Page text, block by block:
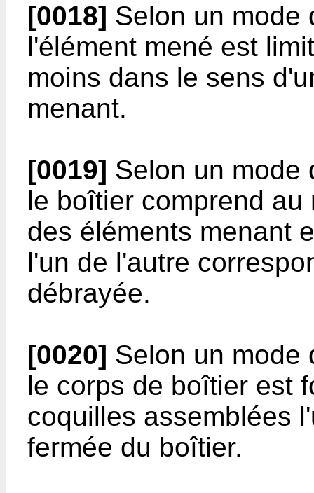
[0018] Selon un mode
l'élément mené est
moins dans le sens
menant.
[0019] Selon un mode
le boîtier comprend
des éléments menant
l'un de l'autre
débrayée.
[0020] Selon un mode
le corps de boîtier est
coquilles assemblées
fermée du boîtier.